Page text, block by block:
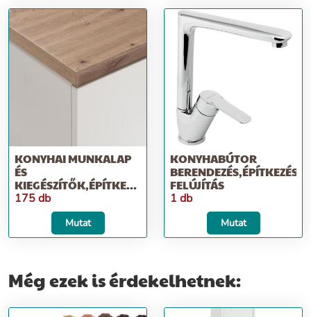
KONYHAI MUNKALAP
ÉS
KIEGÉSZÍTŐK,ÉPÍTKEZÉS;
FELÚJÍTÁS
175 db
Mutat
KONYHABÚTOR
BERENDEZÉS,ÉPÍTKEZÉS;
FELÚJÍTÁS
1 db
Mutat
Még ezek is érdekelhetnek: